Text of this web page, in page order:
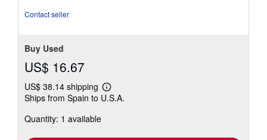
Contact seller
Buy Used
US$ 16.67
US$ 38.14 shipping
Learn
more
Ships from Spain to U.S.A.
Quantity: 1 available